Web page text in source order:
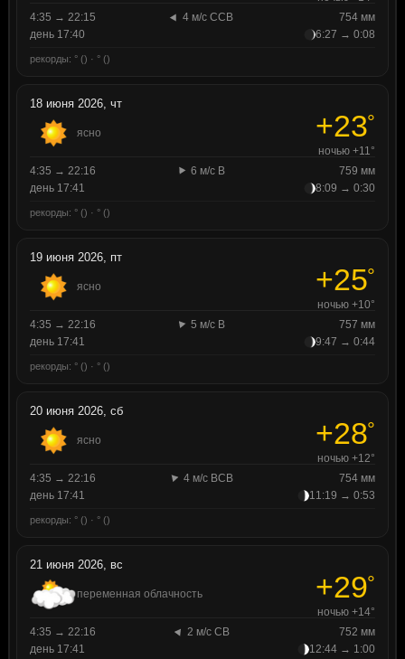
4:35 → 22:15
4 м/с ССВ
754 мм
день 17:40
6:27 → 0:08
рекорды: ° () · ° ()
18 июня 2026, чт
ясно +23°
ночью +11°
4:35 → 22:16
6 м/с В
759 мм
день 17:41
8:09 → 0:30
рекорды: ° () · ° ()
19 июня 2026, пт
ясно +25°
ночью +10°
4:35 → 22:16
5 м/с В
757 мм
день 17:41
9:47 → 0:44
рекорды: ° () · ° ()
20 июня 2026, сб
ясно +28°
ночью +12°
4:35 → 22:16
4 м/с ВСВ
754 мм
день 17:41
11:19 → 0:53
рекорды: ° () · ° ()
21 июня 2026, вс
переменная облачность +29°
ночью +14°
4:35 → 22:16
2 м/с СВ
752 мм
день 17:41
12:44 → 1:00